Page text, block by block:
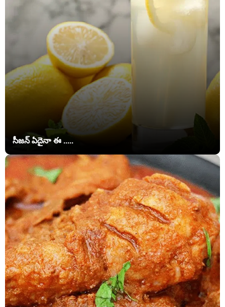
సీజన్ ఏదైనా ఈ .....